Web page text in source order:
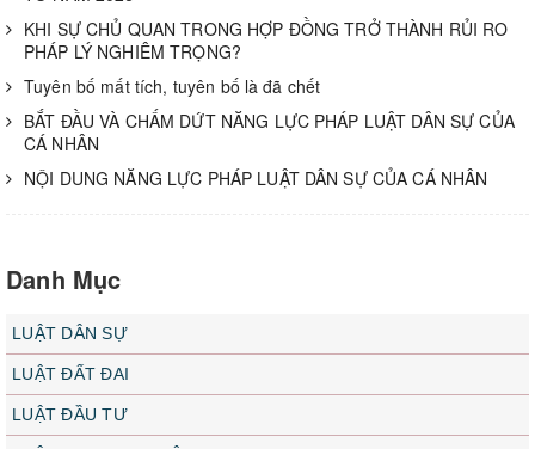
KHI SỰ CHỦ QUAN TRONG HỢP ĐỒNG TRỞ THÀNH RỦI RO
PHÁP LÝ NGHIÊM TRỌNG?
Tuyên bố mất tích, tuyên bố là đã chết
BẮT ĐẦU VÀ CHẤM DỨT NĂNG LỰC PHÁP LUẬT DÂN SỰ CỦA
CÁ NHÂN
NỘI DUNG NĂNG LỰC PHÁP LUẬT DÂN SỰ CỦA CÁ NHÂN
Danh Mục
LUẬT DÂN SỰ
LUẬT ĐẤT ĐAI
LUẬT ĐẦU TƯ